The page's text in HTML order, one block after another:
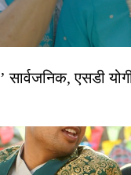
सार्वजनिक, एसडी